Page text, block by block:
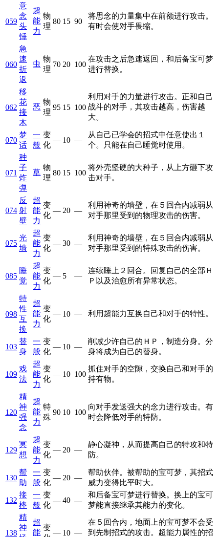
059
意
念
头
锤
超
能
力
物
理
80 15 90
将思念的力量集中在前额进行攻击。
有时会使对手畏缩。
060
急
速
折
返
虫
物
理
70 20 100
在攻击之后急速返回，和后备宝可梦
进行替换。
062
移
花
接
木
恶
物
理
95 15 100
利用对手的力量进行攻击。正和自己
战斗的对手，其攻击越高，伤害越
大。
070
梦
话
一
般
变
化
— 10 —
从自己已学会的招式中任意使出１
个。只能在自己睡觉时使用。
071
种
子
炸
弹
草
物
理
80 15 100
将外壳坚硬的大种子，从上方砸下攻
击对手。
074
反
射
壁
超
能
力
变
化
— 20 —
利用神奇的墙壁，在５回合内减弱从
对手那里受到的物理攻击的伤害。
075
光
墙
超
能
力
变
化
— 30 —
利用神奇的墙壁，在５回合内减弱从
对手那里受到的特殊攻击的伤害。
085
睡
觉
超
能
力
变
化
— 5 —
连续睡上２回合。回复自己的全部Ｈ
Ｐ以及治愈所有异常状态。
098
特
性
互
换
超
能
力
变
化
— 10 — 利用超能力互换自己和对手的特性。
103
替
身
一
般
变
化
— 10 —
削减少许自己的ＨＰ，制造分身。分
身将成为自己的替身。
109
戏
法
超
能
力
变
化
— 10 100
抓住对手的空隙，交换自己和对手的
持有物。
120
精
神
强
念
超
能
力
特
殊
90 10 100
向对手发送强大的念力进行攻击。有
时会降低对手的特防。
129
冥
想
超
能
力
变
化
— 20 —
静心凝神，从而提高自己的特攻和特
防。
130
帮
助
一
般
变
化
— 20 —
帮助伙伴。被帮助的宝可梦，其招式
威力变得比平时大。
132
接
棒
一
般
变
化
— 40 —
和后备宝可梦进行替换。换上的宝可
梦能直接继承其能力的变化。
138
精
神
超
能
变
— 10 —
在５回合内，地面上的宝可梦不会受
到先制招式的攻击。超能力属性的招